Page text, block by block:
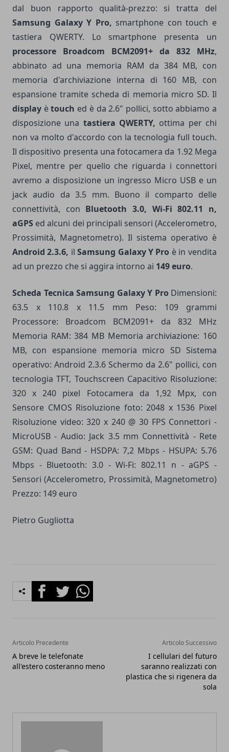
dal buon rapporto qualità-prezzo: si tratta del
Samsung Galaxy Y Pro, smartphone con touch e
tastiera QWERTY. Lo smartphone presenta un
processore Broadcom BCM2091+ da 832 MHz,
abbinato ad una memoria RAM da 384 MB, con
memoria d'archiviazione interna di 160 MB, con
espansione tramite scheda di memoria micro SD. Il
display ètouch ed è da 2.6" pollici, sotto abbiamo a
disposizione una tastiera QWERTY, ottima per chi
non va molto d'accordo con la tecnologia full touch.
Il dispositivo presenta una fotocamera da 1.92 Mega
Pixel, mentre per quello che riguarda i connettori
avremo a disposizione un ingresso Micro USB e un
jack audio da 3.5 mm. Buono il comparto delle
connettività, con Bluetooth 3.0, Wi-Fi 802.11 n,
aGPS ed alcuni dei principali sensori (Accelerometro,
Prossimità, Magnetometro). Il sistema operativo è
Android 2.3.6, ilSamsung Galaxy Y Pro è in vendita
ad un prezzo che si aggira intorno ai 149 euro.
Scheda Tecnica Samsung Galaxy Y Pro Dimensioni:
63.5 x 110.8 x 11.5 mm Peso: 109 grammi
Processore: Broadcom BCM2091+ da 832 MHz
Memoria RAM: 384 MB Memoria archiviazione: 160
MB, con espansione memoria micro SD Sistema
operativo: Android 2.3.6 Schermo da 2.6" pollici, con
tecnologia TFT, Touchscreen Capacitivo Risoluzione:
320 x 240 pixel Fotocamera da 1,92 Mpx, con
Sensore CMOS Risoluzione foto: 2048 x 1536 Pixel
Risoluzione video: 320 x 240 @ 30 FPS Connettori -
MicroUSB - Audio: Jack 3.5 mm Connettività - Rete
GSM: Quad Band - HSDPA: 7,2 Mbps - HSUPA: 5.76
Mbps - Bluetooth: 3.0 - Wi-Fi: 802.11 n - aGPS -
Sensori (Accelerometro, Prossimità, Magnetometro)
Prezzo: 149 euro
Pietro Gugliotta
FacebookTwitterWhatsapp
Articolo Precedente
A breve le telefonate
all'estero costeranno meno
Articolo Successivo
I cellulari del futuro
saranno realizzati con
plastica che si rigenera da
sola